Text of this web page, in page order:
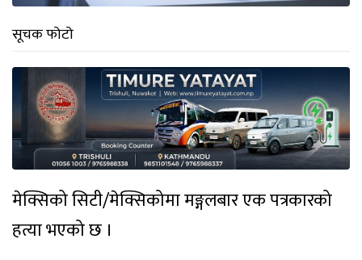
सूचक फोटो
मेक्सिको सिटी/मेक्सिकोमा मङ्गलबार एक पत्रकारको
हत्या भएको छ ।